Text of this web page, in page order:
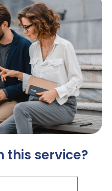
this service?